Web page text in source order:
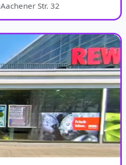
Aachener Str. 32